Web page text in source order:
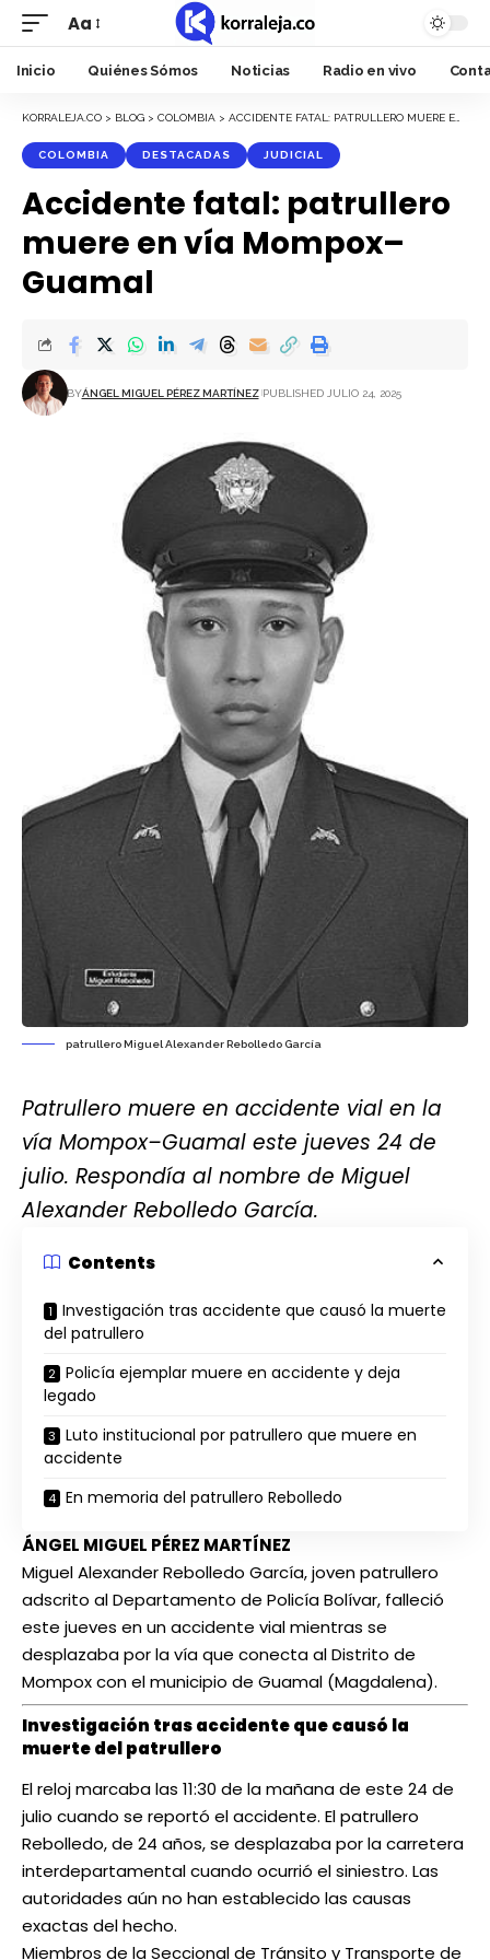
Font
Resizer
Aa
Inicio Quiénes Sómos Noticias Radio en vivo
KORRALEJA.CO > BLOG > COLOMBIA > ACCIDENTE FATAL: PATRULLERO MUERE EN VÍA MOMPOX–GUAMAL
COLOMBIA DESTACADAS JUDICIAL
Accidente fatal: patrullero
muere en vía Mompox–
Guamal
BYÁNGEL MIGUEL PÉREZ MARTÍNEZ PUBLISHED JULIO 24, 2025
patrullero Miguel Alexander Rebolledo García
Patrullero muere en accidente vial en la
vía Mompox–Guamal este jueves 24 de
julio. Respondía al nombre de Miguel
Alexander Rebolledo García.
Contents
Investigación tras accidente que causó la muerte
del patrullero
Policía ejemplar muere en accidente y deja
legado
Luto institucional por patrullero que muere en
accidente
En memoria del patrullero Rebolledo
ÁNGEL MIGUEL PÉREZ MARTÍNEZ
Miguel Alexander Rebolledo García, joven patrullero
adscrito al Departamento de Policía Bolívar, falleció
este jueves en un accidente vial mientras se
desplazaba por la vía que conecta al Distrito de
Mompox con el municipio de Guamal (Magdalena).
Investigación tras accidente que causó la
muerte del patrullero
El reloj marcaba las 11:30 de la mañana de este 24 de
julio cuando se reportó el accidente. El patrullero
Rebolledo, de 24 años, se desplazaba por la carretera
interdepartamental cuando ocurrió el siniestro. Las
autoridades aún no han establecido las causas
exactas del hecho.
Miembros de la Seccional de Tránsito y Transporte de